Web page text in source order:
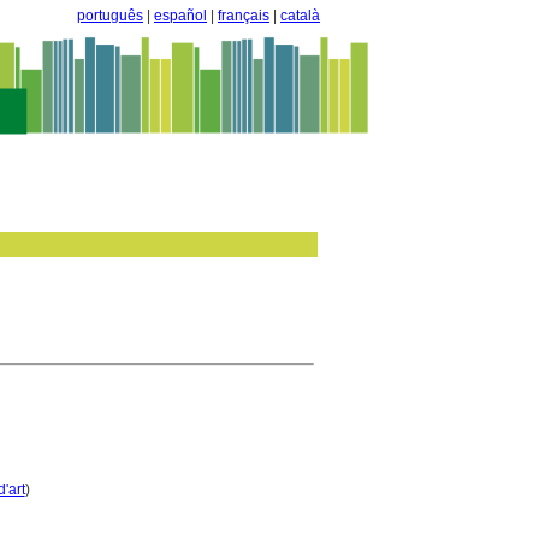
português español français català
)